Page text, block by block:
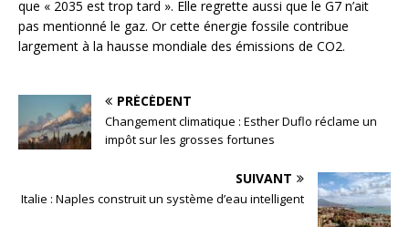
que « 2035 est trop tard ». Elle regrette aussi que le G7 n’ait
pas mentionné le gaz. Or cette énergie fossile contribue
largement à la hausse mondiale des émissions de CO2.
PRÉCÉDENT
Changement climatique : Esther Duflo réclame un
impôt sur les grosses fortunes
SUIVANT
Italie : Naples construit un système d’eau intelligent